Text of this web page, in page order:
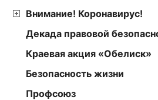
Внимание! Коронавирус!
Декада правовой
Краевая акция «Обелиск»
Безопасность жизни
Профсоюз